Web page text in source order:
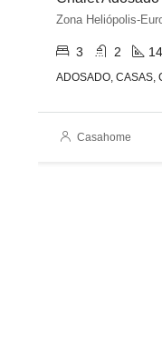
Zona Heliópolis-
3 2
ADOSADO, CASAS,
Casahome